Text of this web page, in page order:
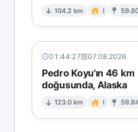
104.2 km I
01:44:27 07.08.2026
Pedro Koyu'ın 46 km
doğusunda, Alaska
123.0 km I